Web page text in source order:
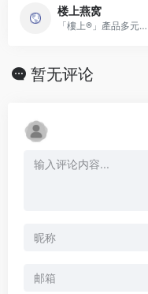
楼上燕窝
「樓上®」產品多元化,包括燕窩、冬蟲夏草、日本海參乾鮑、海味、滋補品、和風の食材等,更於本港自設食品
暂无评论